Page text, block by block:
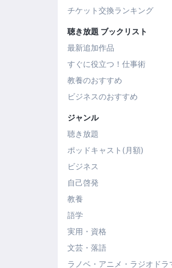
チケット交換ランキング
聴き放題 ブックリスト
最新追加作品
すぐに役立つ！仕事術
教養のおすすめ
ビジネスのおすすめ
ジャンル
聴き放題
ポッドキャスト(月額)
ビジネス
自己啓発
教養
語学
実用・資格
文芸・落語
ラノベ・アニメ・ラジオドラ